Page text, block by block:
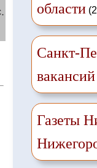
области
Санкт-
вакансий
Газеты